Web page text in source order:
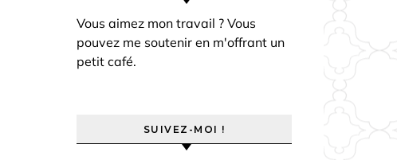
Vous aimez mon travail ? Vous
pouvez me soutenir en m'offrant un
petit café.
SUIVEZ-MOI !